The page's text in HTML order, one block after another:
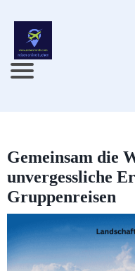
Gemeinsam die
unvergessliche
Gruppenreisen